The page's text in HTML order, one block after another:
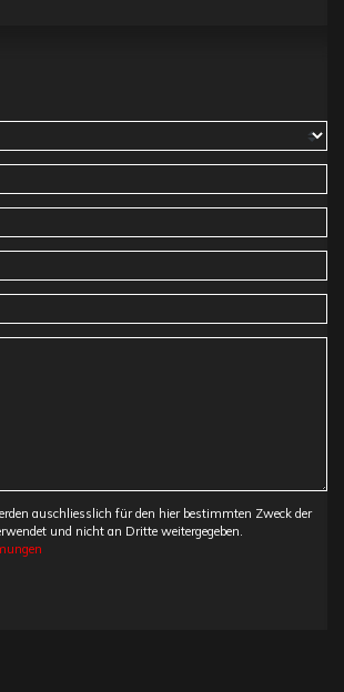
auschliesslich für den hier bestimmten Zweck der
und nicht an Dritte weitergegeben.